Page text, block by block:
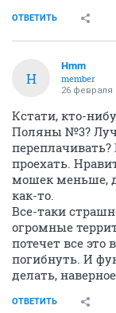
ОТВЕТИТЬ
H
Hmm
member
26 февраля
Кстати, кто-
Поляны №3?
проехать.
мошек меньше,
как-то.
Все-таки
огромные
потечет все это
погибнуть. И
делать,
ОТВЕТИТЬ